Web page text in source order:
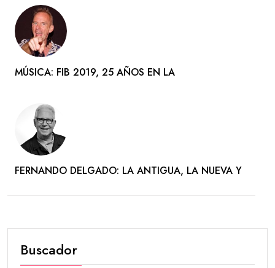
MÚSICA: FIB 2019, 25 AÑOS EN LA
FERNANDO DELGADO: LA ANTIGUA, LA NUEVA Y
Buscador